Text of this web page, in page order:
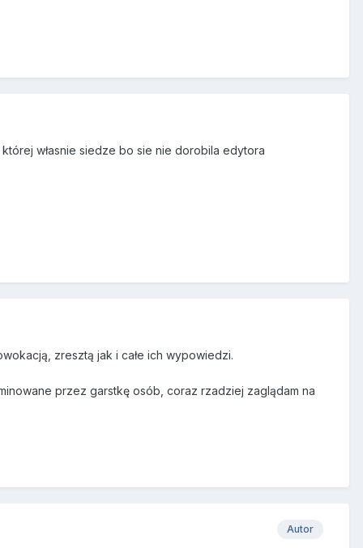
własnie siedze bo sie nie dorobila edytora
zresztą jak i całe ich wypowiedzi.
przez garstkę osób, coraz rzadziej zaglądam na
Autor